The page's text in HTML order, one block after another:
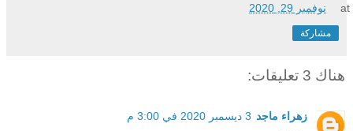
at نوفمبر 29, 2020
مشاركة
هناك 3 تعليقات:
زهراء ماجد 3 ديسمبر 2020 في 3:00 م